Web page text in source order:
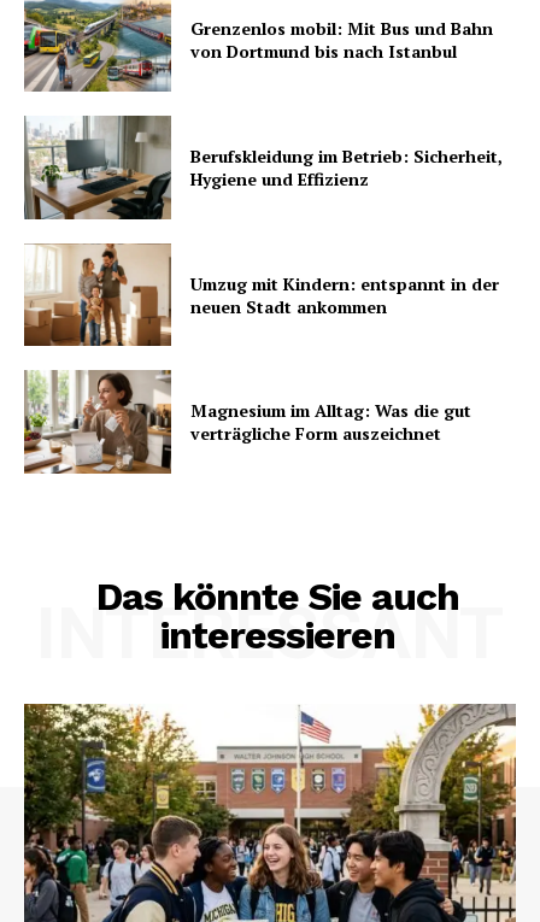
Grenzenlos mobil: Mit Bus und Bahn
von Dortmund bis nach Istanbul
Berufskleidung im Betrieb: Sicherheit,
Hygiene und Effizienz
Umzug mit Kindern: entspannt in der
neuen Stadt ankommen
Magnesium im Alltag: Was die gut
verträgliche Form auszeichnet
Das könnte Sie auch
interessieren
INTERESSANT